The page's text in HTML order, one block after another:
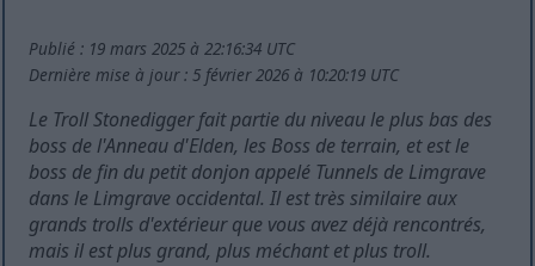
Publié : 19 mars 2025 à 22:16:34 UTC
Dernière mise à jour : 5 février 2026 à 10:20:19 UTC
Le Troll Stonedigger fait partie du niveau le plus bas des
boss de l'Anneau d'Elden, les Boss de terrain, et est le
boss de fin du petit donjon appelé Tunnels de Limgrave
dans le Limgrave occidental. Il est très similaire aux
grands trolls d'extérieur que vous avez déjà rencontrés,
mais il est plus grand, plus méchant et plus troll.